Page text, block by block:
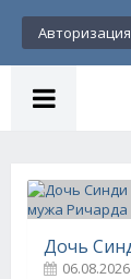
Авторизация
06.08.2026